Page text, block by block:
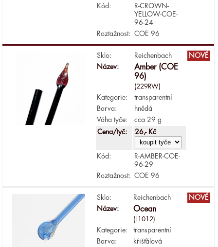
Kód:
R-CROWN-
YELLOW-COE-
96-24
Roztažnost:
COE 96
NOVÉ
Sklo:
Reichenbach
Název:
Amber (COE
96)
(229RW)
Kategorie:
transparentní
Barva:
hnědá
Váha tyče:
cca 29 g
Cena/tyč:
26,- Kč
Kód:
R-AMBER-COE-
96-29
Roztažnost:
COE 96
NOVÉ
Sklo:
Reichenbach
Název:
Ocean
(L1012)
Kategorie:
transparentní
Barva:
křišťálová